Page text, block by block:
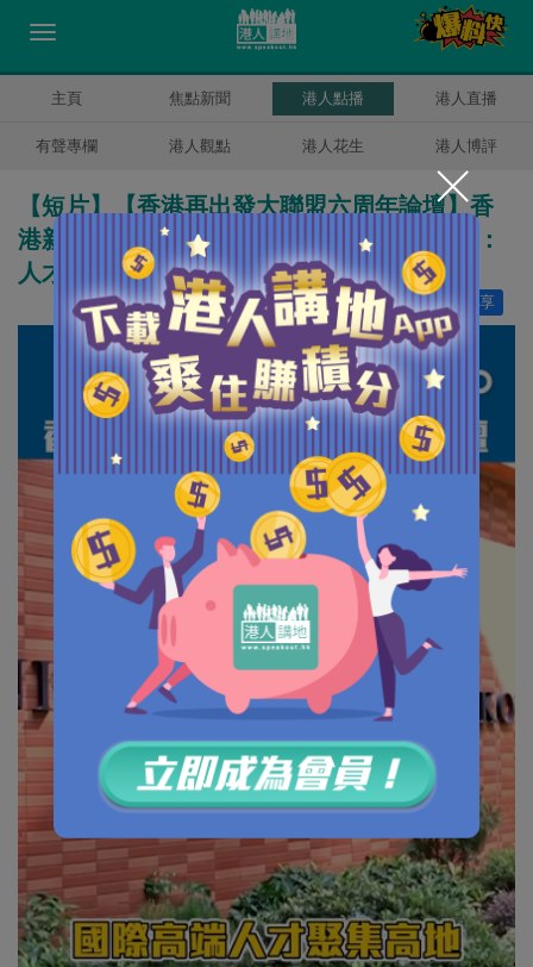
主頁 焦點新聞 港人點播 港人直播
有聲專欄 港人觀點 港人花生 港人博評
【短片】【香港再出發大聯盟六周年論壇】香
港新定位、新功能 張志剛倡四大戰略新方向：
人才、教育、旅遊、北都
分享
讚好 2